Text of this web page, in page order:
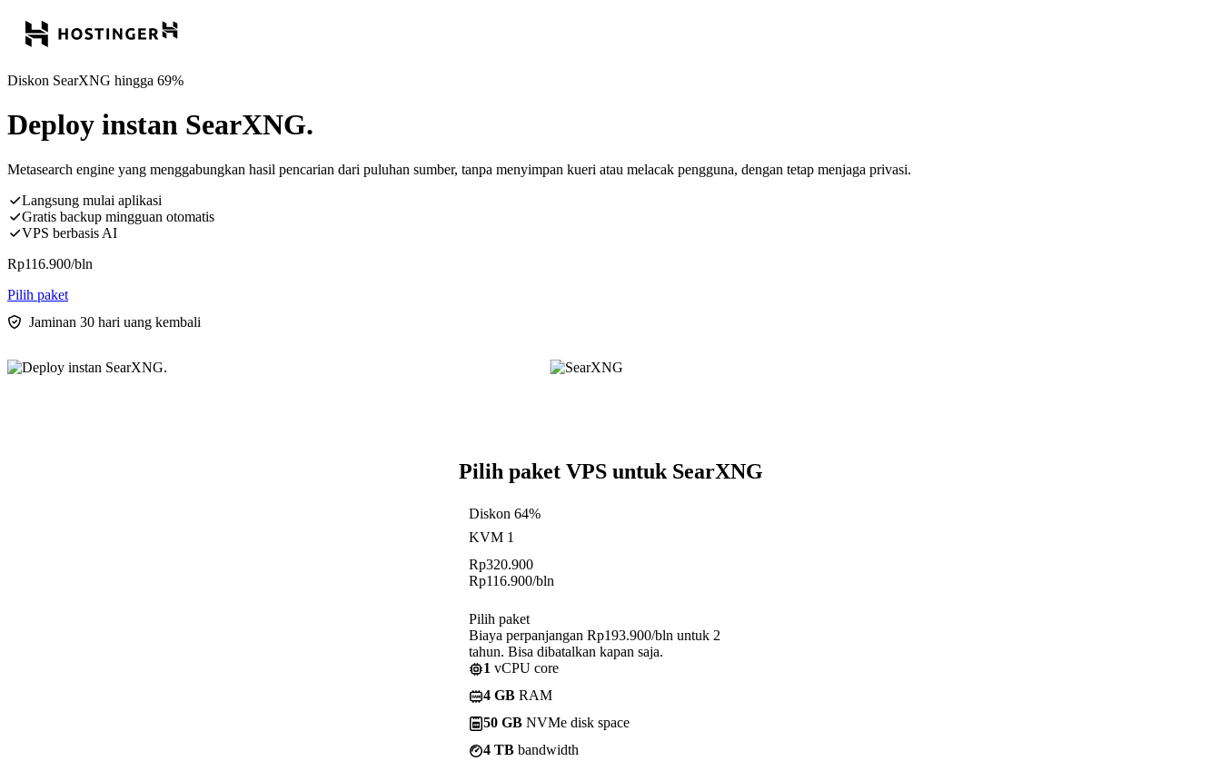
Diskon SearXNG hingga 69%
Deploy instan SearXNG.
Metasearch engine yang menggabungkan hasil pencarian dari puluhan sumber, tanpa menyimpan kueri atau melacak pengguna, dengan tetap menjaga privasi.
Langsung mulai aplikasi
Gratis backup mingguan otomatis
VPS berbasis AI
Rp116.900/bln
Pilih paket
Jaminan 30 hari uang kembali
Pilih paket VPS untuk SearXNG
Diskon 64%
KVM 1
Rp320.900
Rp116.900/bln
Pilih paket
Biaya perpanjangan Rp193.900/bln untuk 2
tahun. Bisa dibatalkan kapan saja.
1 vCPU core
4 GB RAM
50 GB NVMe disk space
4 TB bandwidth